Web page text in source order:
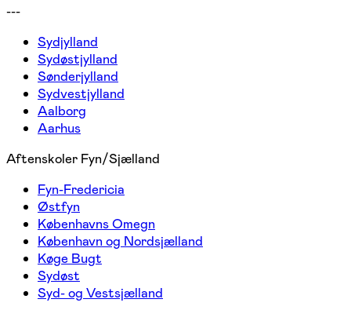
---
Sydjylland
Sydøstjylland
Sønderjylland
Sydvestjylland
Aalborg
Aarhus
Aftenskoler Fyn/Sjælland
Fyn-Fredericia
Østfyn
Københavns Omegn
København og Nordsjælland
Køge Bugt
Sydøst
Syd- og Vestsjælland